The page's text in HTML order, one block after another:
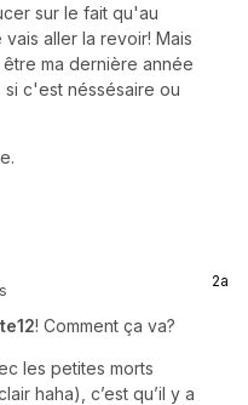
sur le fait qu'au
aller la revoir! Mais
ma dernière année
si c'est néssésaire ou
2a
! Comment ça va?
les petites morts
haha), c’est qu’il y a